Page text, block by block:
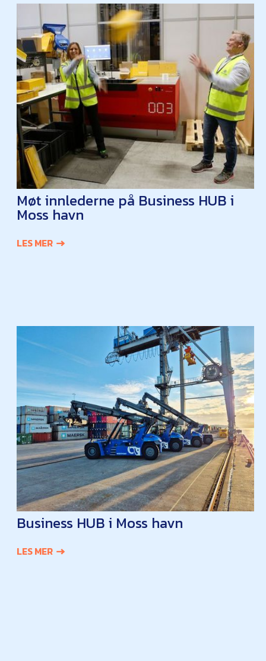
Møt innlederne på Business HUB i
Moss havn
LES MER
Business HUB i Moss havn
LES MER